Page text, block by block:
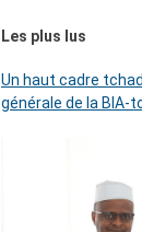
Les plus lus
Un haut cadre
générale de la BIA-